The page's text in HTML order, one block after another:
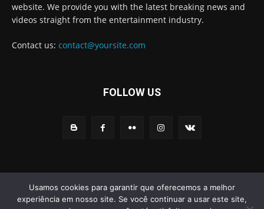
website. We provide you with the latest breaking news and
videos straight from the entertainment industry.
Contact us: contact@yoursite.com
FOLLOW US
© Newspaper WordPress Theme by TagDiv
Usamos cookies para garantir que oferecemos a melhor
experiência em nosso site. Se você continuar a usar este site,